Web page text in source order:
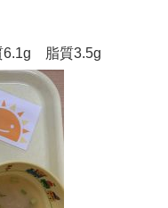
6.1g 脂質3.5g